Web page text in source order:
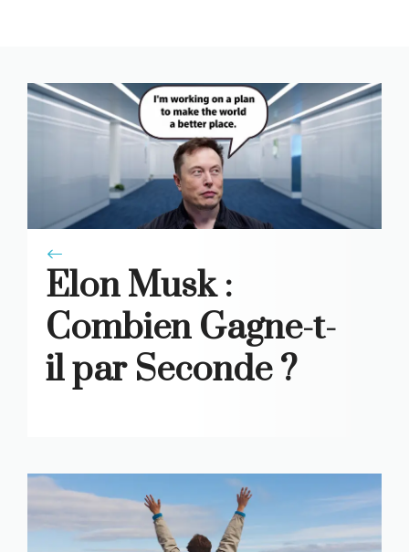
Elon Musk :
Combien Gagne-t-
il par Seconde ?